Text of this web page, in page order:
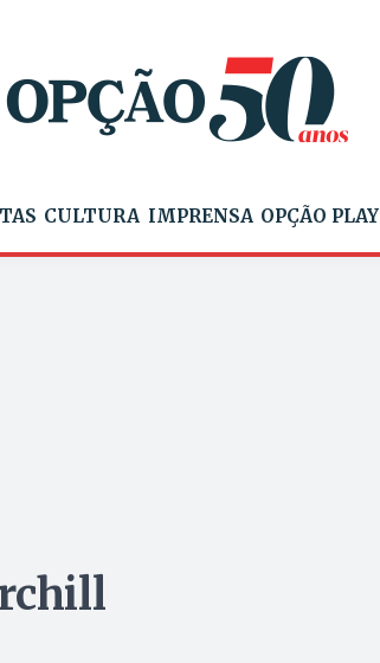
CULTURA IMPRENSA OPÇÃO PLAY